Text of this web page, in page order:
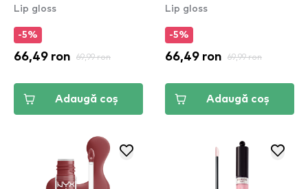
Stain - 10 Berry Thirsty
Lip gloss
-5%
66,49 ron 69,99 ron
Adaugă coș
Stain - 16 Grape Gushin
Lip gloss
-5%
66,49 ron 69,99 ron
Adaugă coș